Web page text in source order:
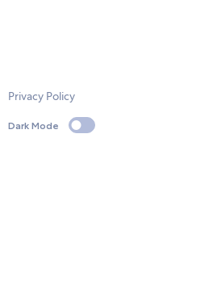
Privacy Policy
Dark Mode